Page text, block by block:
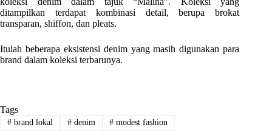
ditampilkan terdapat kombinasi detail, berupa brokat
transparan, shiffon, dan pleats.
Itulah beberapa eksistensi denim yang masih digunakan para
brand dalam koleksi terbarunya.
Tags
#brand lokal #denim # modest fashion